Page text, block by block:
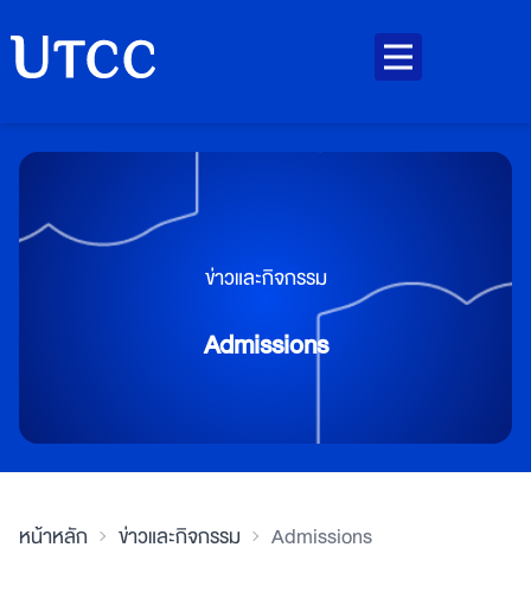
ข่าวและกิจกรรม
Admissions
หน้าหลัก ข่าวและกิจกรรม Admissions